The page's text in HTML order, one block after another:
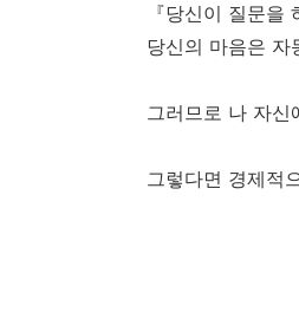
『당신이 질문을
당신의 마음은 자
그러므로 나 자신
그렇다면 경제적